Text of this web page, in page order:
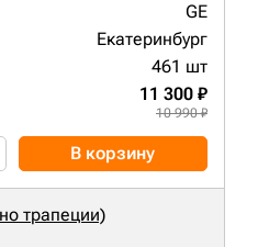
GE
Екатеринбург
461 шт
11 300 ₽
10 990 ₽
В корзину
трапеции)